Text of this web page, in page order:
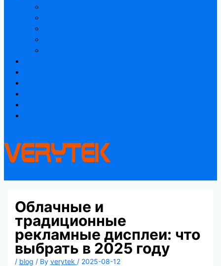
Облачные и
традиционные
рекламные дисплеи: что
выбрать в 2025 году
/ blog / By verytek / 2025-08-12